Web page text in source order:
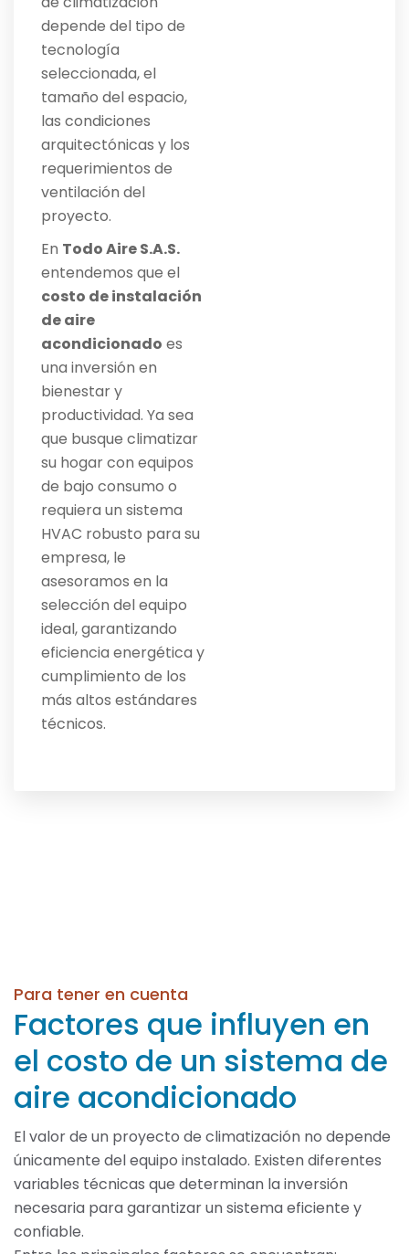
depende del tipo de
tecnología
seleccionada, el
tamaño del espacio,
las condiciones
arquitectónicas y los
requerimientos de
ventilación del
proyecto.
En Todo Aire S.A.S.
entendemos que el
costo de instalación
de aire
acondicionado es
una inversión en
bienestar y
productividad. Ya sea
que busque climatizar
su hogar con equipos
de bajo consumo o
requiera un sistema
HVAC robusto para su
empresa, le
asesoramos en la
selección del equipo
ideal, garantizando
eficiencia energética y
cumplimiento de los
más altos estándares
técnicos.
Para tener en cuenta
Factores que influyen en
el costo de un sistema de
aire acondicionado
El valor de un proyecto de climatización no depende
únicamente del equipo instalado. Existen diferentes
variables técnicas que determinan la inversión
necesaria para garantizar un sistema eficiente y
confiable.